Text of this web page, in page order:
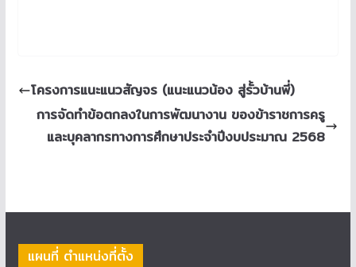
โครงการแนะแนวสัญจร (แนะแนวน้อง สู่รั้วบ้านพี่)
การจัดทำข้อตกลงในการพัฒนางาน ของข้าราชการครู
และบุคลากรทางการศึกษาประจำปีงบประมาณ 2568
แผนที่ ตำแหน่งที่ตั้ง